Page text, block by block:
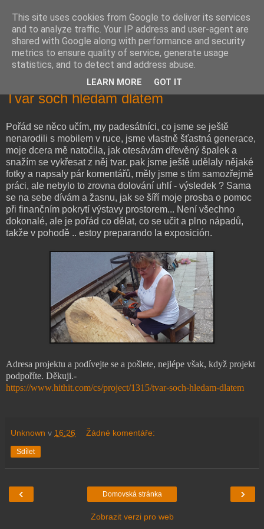
Co říkám já
Všechno, co říkám, je zkrátka o životě. A proč ne?
Tvar soch hledám dlátem
Pořád se něco učím, my padesátníci, co jsme se ještě
nenarodili s mobilem v ruce, jsme vlastně šťastná generace,
moje dcera mě natočila, jak otesávám dřevěný špalek a
snažím se vykřesat z něj tvar. pak jsme ještě udělaly nějaké
fotky a napsaly pár komentářů, měly jsme s tím samozřejmě
práci, ale nebylo to zrovna dolování uhlí - výsledek ? Sama
se na sebe dívám a žasnu, jak se šíří moje prosba o pomoc
při finančním pokrytí výstavy prostorem... Není všechno
dokonalé, ale je pořád co dělat, co se učit a plno nápadů,
takže v pohodě .. estoy preparando la exposición.
Adresa projektu a podívejte se a pošlete, nejlépe však, když projekt
podpoříte. Děkuji.-
https://www.hithit.com/cs/project/1315/tvar-soch-hledam-dlatem
Unknown v 16:26 Žádné komentáře:
Sdílet
‹ ›
Domovská stránka
Zobrazit verzi pro web
This site uses cookies from Google to deliver its services
and to analyze traffic. Your IP address and user-agent are
shared with Google along with performance and security
metrics to ensure quality of service, generate usage
statistics, and to detect and address abuse.
LEARN MORE GOT IT